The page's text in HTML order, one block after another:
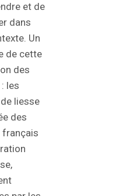
et de
dans
Un
de cette
des
les
liesse
des